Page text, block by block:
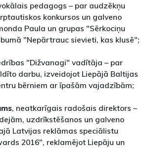
pedagogs – par audzēkņu
konkursos un galveno
Paula un grupas "Sērkociņu
"Nepārtrauc sievieti, kas klusē";
"Dižvanagi" vadītāja – par
darbu, izveidojot Liepājā Baltijas
bērniem ar īpašām vajadzībām;
, neatkarīgais radošais direktors –
uzdrīkstēšanos un galveno
Latvijas reklāmas speciālistu
2016", reklamējot Liepāju un